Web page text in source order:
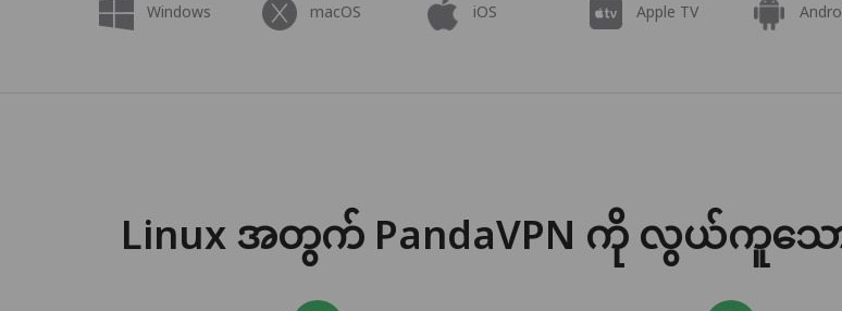
Windows macOS iOS Apple TV
Linux အတွက် PandaVPN ကို လွယ်ကူသေ